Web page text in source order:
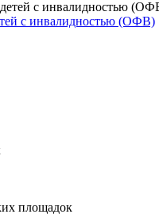
с инвалидностью (ОФВ)